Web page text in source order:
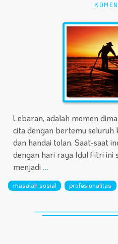
Lebaran, adalah momen
cita dengan bertemu seluruh
dan handai tolan. Saat-saat
dengan hari raya Idul Fitri ini
menjadi…
masalah sosial profesionalitas